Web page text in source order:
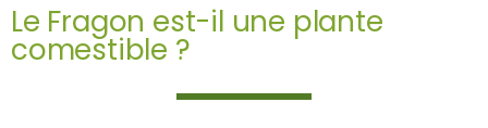
Le Fragon est-il une plante
comestible ?